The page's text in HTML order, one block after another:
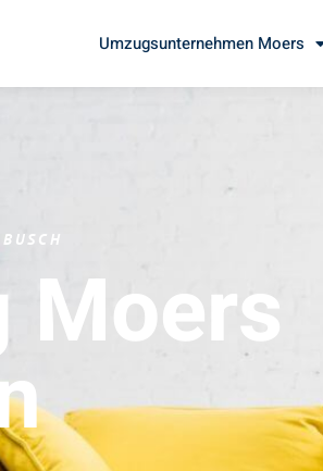
Umzugsunternehmen Moers
Moers